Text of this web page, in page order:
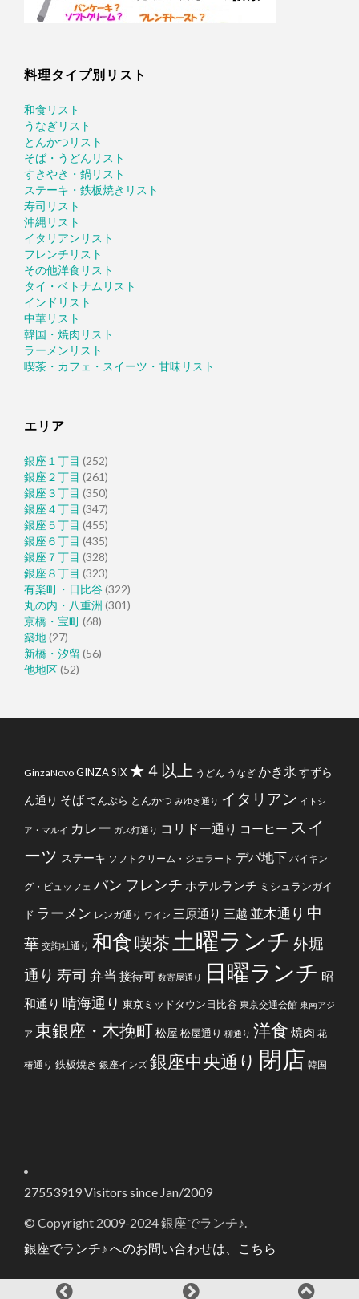
料理タイプ別リスト
和食リスト
うなぎリスト
とんかつリスト
そば・うどんリスト
すきやき・鍋リスト
ステーキ・鉄板焼きリスト
寿司リスト
沖縄リスト
イタリアンリスト
フレンチリスト
その他洋食リスト
タイ・ベトナムリスト
インドリスト
中華リスト
韓国・焼肉リスト
ラーメンリスト
喫茶・カフェ・スイーツ・甘味リスト
エリア
銀座１丁目 (252)
銀座２丁目 (261)
銀座３丁目 (350)
銀座４丁目 (347)
銀座５丁目 (455)
銀座６丁目 (435)
銀座７丁目 (328)
銀座８丁目 (323)
有楽町・日比谷(322)
丸の内・八重洲 (301)
京橋・宝町(68)
築地(27)
新橋・汐留 (56)
他地区(52)
GinzaNovo GINZA SIX ★４以上 うどん うなぎ かき氷 すずら
ん通り そばてんぷら とんかつ みゆき通り イタリアン イトシ
ア・マルイ カレー ガス灯通り コリドー通り コーヒー スイ
ーツ ステーキ ソフトクリーム・ジェラート デパ地下 バイキン
グ・ビュッフェ パン フレンチ ホテルランチ ミシュランガイ
ド ラーメン レンガ通り ワイン 三原通り 三越 並木通り 中
華 交詢社通り 和食喫茶 土曜ランチ 外堀
通り 寿司 弁当 接待可 数寄屋通り 日曜ランチ 昭
和通り 晴海通り 東京ミッドタウン日比谷 東京交通会館 東南アジ
ア 東銀座・木挽町松屋 松屋通り 柳通り 洋食 焼肉 花
椿通り 鉄板焼き 銀座インズ 銀座中央通り 閉店 韓国
27553919Visitors since Jan/2009
© Copyright 2009-2024 銀座でランチ♪.
銀座でランチ♪ へのお問い合わせは、こちら